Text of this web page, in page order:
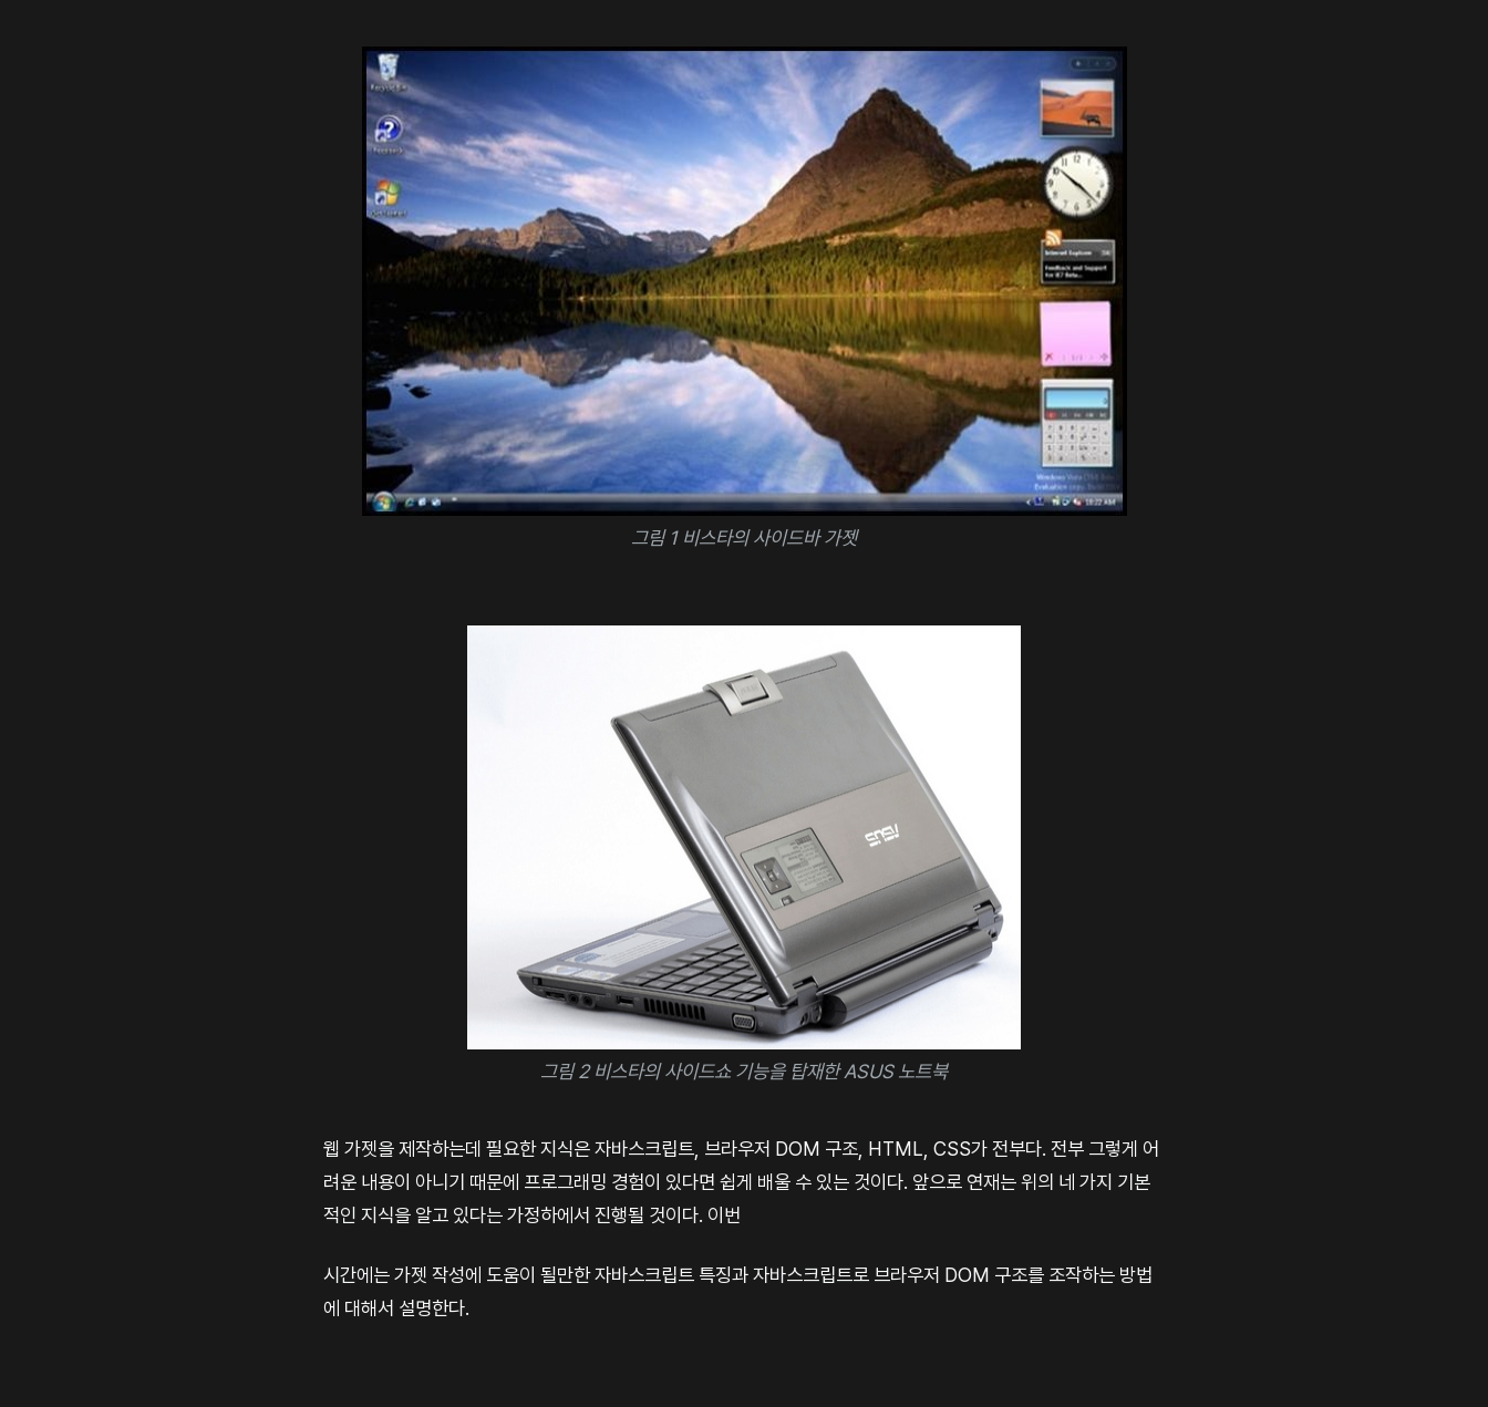
그림 1 비스타의 사이드바 가젯
그림 2 비스타의 사이드쇼 기능을 탑재한 ASUS 노트북
웹 가젯을 제작하는데 필요한 지식은 자바스크립트, 브라우저 DOM 구조, HTML, CSS가 전부다. 전부 그렇게 어
려운 내용이 아니기 때문에 프로그래밍 경험이 있다면 쉽게 배울 수 있는 것이다. 앞으로 연재는 위의 네 가지 기본
적인 지식을 알고 있다는 가정하에서 진행될 것이다. 이번
시간에는 가젯 작성에 도움이 될만한 자바스크립트 특징과 자바스크립트로 브라우저 DOM 구조를 조작하는 방법
에 대해서 설명한다.